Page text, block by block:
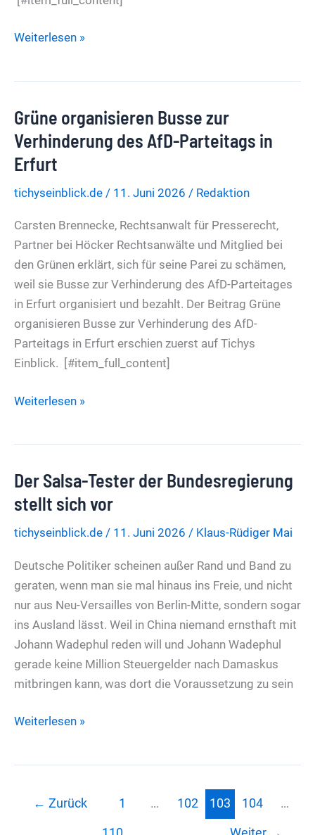
Hitzeaktionstag
wegen
schlechten
Wetters
Weiterlesen »
Grüne organisieren Busse zur
Verhinderung des AfD-Parteitags in
Erfurt
tichyseinblick.de / 11. Juni 2026 / Redaktion
Carsten Brennecke, Rechtsanwalt für Presserecht,
Partner bei Höcker Rechtsanwälte und Mitglied bei
den Grünen erklärt, sich für seine Parei zu schämen,
weil sie Busse zur Verhinderung des AfD-Parteitages
in Erfurt organisiert und bezahlt. Der Beitrag Grüne
organisieren Busse zur Verhinderung des AfD-
Parteitags in Erfurt erschien zuerst auf Tichys
Einblick. [#item_full_content]
Grüne
Verhinderung
des
Parteitags
Weiterlesen »
Der Salsa-Tester der Bundesregierung
stellt sich vor
tichyseinblick.de / 11. Juni 2026 / Klaus-Rüdiger Mai
Deutsche Politiker scheinen außer Rand und Band zu
geraten, wenn man sie mal hinaus ins Freie, und nicht
nur aus Neu-Versailles von Berlin-Mitte, sondern sogar
ins Ausland lässt. Weil in China niemand ernsthaft mit
Johann Wadephul reden will und Johann Wadephul
gerade keine Million Steuergelder nach Damaskus
mitbringen kann, was dort die Voraussetzung zu sein
Der
Bundesregierung
Weiterlesen »
← Zurück 1 … 102 103 104 …